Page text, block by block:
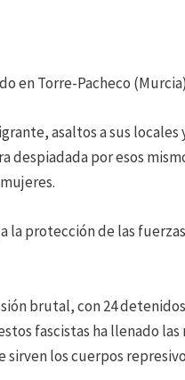
en Torre-Pacheco
asaltos a sus locales
despiadada por esos
la protección de las
brutal, con 24
fascistas ha llenado las
sirven los cuerpos